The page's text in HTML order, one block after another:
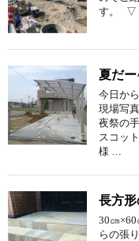
す。 ▽
夏だ
今日か
現場写
夜祭の
スコッ
様 …
長方
30㎝
らの張